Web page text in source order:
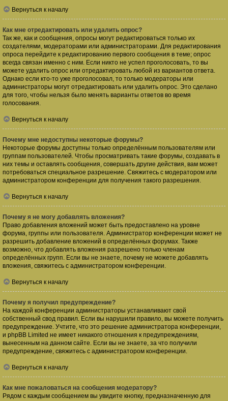
Вернуться к началу
Как мне отредактировать или удалить опрос?
Так же, как и сообщения, опросы могут редактироваться только их
создателями, модераторами или администраторами. Для редактирования
опроса перейдите к редактированию первого сообщения в теме; опрос
всегда связан именно с ним. Если никто не успел проголосовать, то вы
можете удалить опрос или отредактировать любой из вариантов ответа.
Однако если кто-то уже проголосовал, то только модераторы или
администраторы могут отредактировать или удалить опрос. Это сделано
для того, чтобы нельзя было менять варианты ответов во время
голосования.
Вернуться к началу
Почему мне недоступны некоторые форумы?
Некоторые форумы доступны только определённым пользователям или
группам пользователей. Чтобы просматривать такие форумы, создавать в
них темы и оставлять сообщения, совершать другие действия, вам может
потребоваться специальное разрешение. Свяжитесь с модератором или
администратором конференции для получения такого разрешения.
Вернуться к началу
Почему я не могу добавлять вложения?
Право добавления вложений может быть предоставлено на уровне
форума, группы или пользователя. Администратор конференции может не
разрешить добавление вложений в определённых форумах. Также
возможно, что добавлять вложения разрешено только членам
определённых групп. Если вы не знаете, почему не можете добавлять
вложения, свяжитесь с администратором конференции.
Вернуться к началу
Почему я получил предупреждение?
На каждой конференции администраторы устанавливают свой
собственный свод правил. Если вы нарушили правило, вы можете получить
предупреждение. Учтите, что это решение администратора конференции,
и phpBB Limited не имеет никакого отношения к предупреждениям,
вынесенным на данном сайте. Если вы не знаете, за что получили
предупреждение, свяжитесь с администратором конференции.
Вернуться к началу
Как мне пожаловаться на сообщения модератору?
Рядом с каждым сообщением вы увидите кнопку, предназначенную для